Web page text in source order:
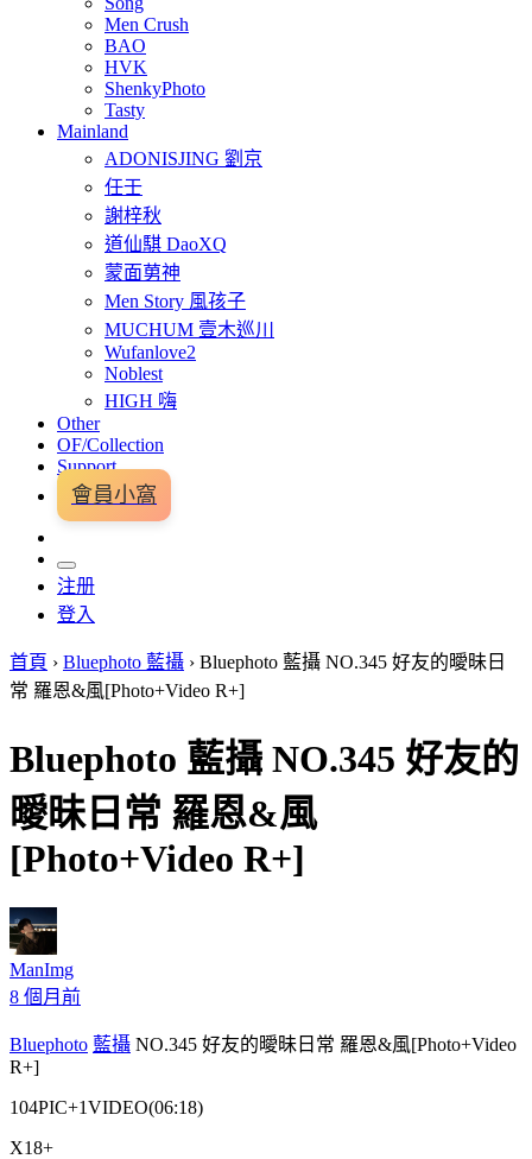
Men Crush
BAO
HVK
ShenkyPhoto
Tasty
Mainland
ADONISJING 劉京
任壬
謝梓秋
道仙騏 DaoXQ
蒙面莮神
Men Story 風孩子
MUCHUM 壹木巡川
Wufanlove2
Noblest
HIGH 嗨
Other
OF/Collection
Support
會員小窩
注册
登入
首頁 › Bluephoto 藍攝 › Bluephoto 藍攝 NO.345 好友的曖昧日
常 羅恩&風[Photo+Video R+]
Bluephoto 藍攝 NO.345 好友的
曖昧日常 羅恩&風
[Photo+Video R+]
ManImg
8 個月前
Bluephoto 藍攝 NO.345 好友的曖昧日常 羅恩&風[Photo+Video
R+]
104PIC+1VIDEO(06:18)
X18+